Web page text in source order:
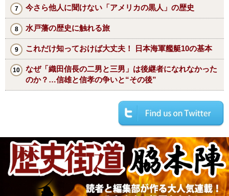
今さら他人に聞けない「アメリカの黒人」の歴史
水戸藩の歴史に触れる旅
これだけ知っておけば大丈夫！ 日本海軍艦艇10の基本
なぜ「織田信長の二男と三男」は後継者になれなかった
のか？…信雄と信孝の争いと“その後”